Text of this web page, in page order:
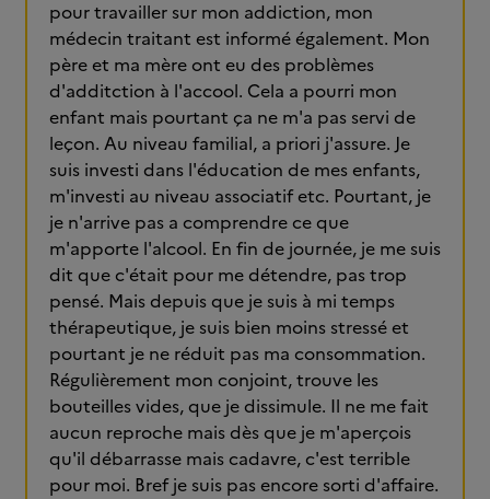
pour travailler sur mon addiction, mon
médecin traitant est informé également. Mon
père et ma mère ont eu des problèmes
d'additction à l'accool. Cela a pourri mon
enfant mais pourtant ça ne m'a pas servi de
leçon. Au niveau familial, a priori j'assure. Je
suis investi dans l'éducation de mes enfants,
m'investi au niveau associatif etc. Pourtant, je
je n'arrive pas a comprendre ce que
m'apporte l'alcool. En fin de journée, je me suis
dit que c'était pour me détendre, pas trop
pensé. Mais depuis que je suis à mi temps
thérapeutique, je suis bien moins stressé et
pourtant je ne réduit pas ma consommation.
Régulièrement mon conjoint, trouve les
bouteilles vides, que je dissimule. Il ne me fait
aucun reproche mais dès que je m'aperçois
qu'il débarrasse mais cadavre, c'est terrible
pour moi. Bref je suis pas encore sorti d'affaire.